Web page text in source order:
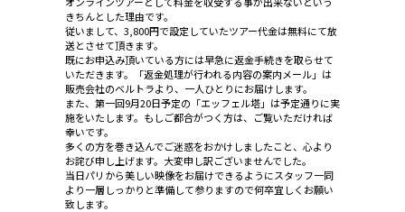
きちんとした理由です。
従いまして、3,800円で設定していたツアー代金は無料にて放
送とさせて頂きます。
既にお申込み頂いている方には早急に返金手続きを取らせて
いただきます。「返金処理が行われる内容の案内メール」は
販売会社のベルトラより、一人ひとりにお届けします。
また、第一回9月20日予定の「エッフェル塔」は予定通りに実
施をいたします。もしご都合がつく方は、ご覧いただければ
幸いです。
多くの方を巻き込んでご迷惑をおかけしましたこと、心より
お詫び申し上げます。大変申し訳ございませんでした。
当日パリから美しい映像をお届けできるようにスタッフ一同
より一層しっかりと準備して参りますので何卒宜しくお願い
致します。